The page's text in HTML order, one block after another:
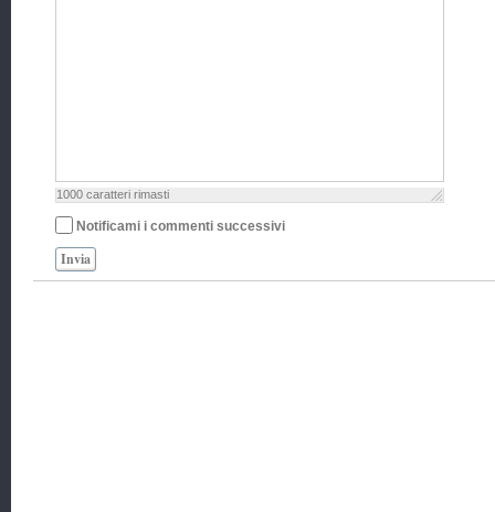
1000 caratteri rimasti
Notificami i commenti successivi
Invia